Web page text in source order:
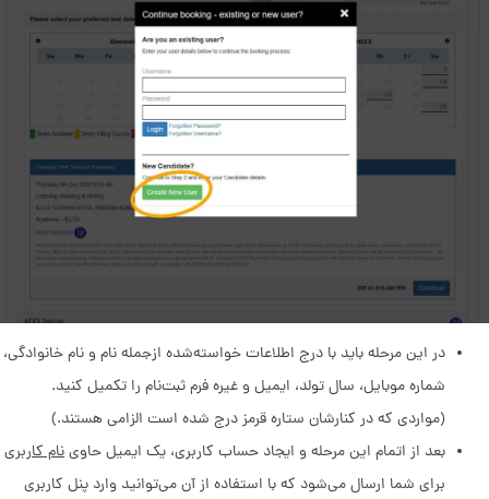
در این مرحله باید با درج اطلاعات خواسته‌شده ازجمله نام و نام خانوادگی،
شماره موبایل، سال تولد، ایمیل و غیره فرم ثبت‌نام را تکمیل کنید.
(مواردی که در کنارشان ستاره قرمز درج شده است الزامی هستند.)
بعد از اتمام این مرحله و ایجاد حساب کاربری، یک ایمیل حاوینام کاربری
برای شما ارسال می‌شود که با استفاده از آن می‌توانید وارد پنل کاربری